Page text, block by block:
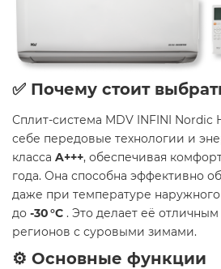
✅ Почему стоит
Сплит-система MDV INFINI Nordic
себе передовые технологии и
класса A+++, обеспечивая
года. Она способна эффективно
даже при температуре наружного
до -30 °C . Это делает её
регионов с суровыми зимами.​
⚙️ Основные функции